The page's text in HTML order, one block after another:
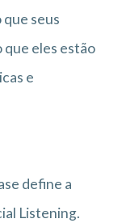
que seus
eles estão
e
define a
Listening.